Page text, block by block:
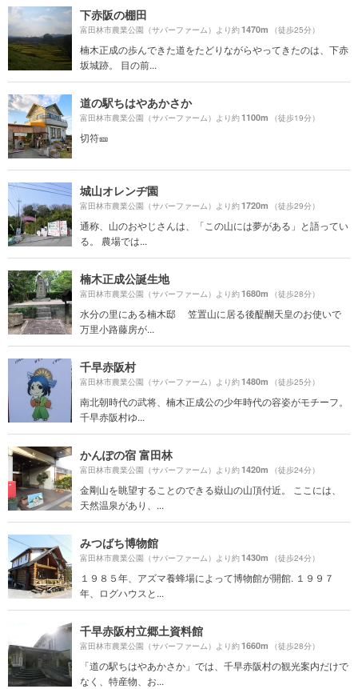
下赤阪の棚田
富田林市農業公園（サバーファーム）より約1470m （徒歩25分）
楠木正成の歩んできた道をたどりながらやってきたのは、下赤
坂城跡。 目の前...
道の駅ちはやあかさか
富田林市農業公園（サバーファーム）より約1100m （徒歩19分）
切符🎫
城山オレンヂ園
富田林市農業公園（サバーファーム）より約1720m （徒歩29分）
通称、山のおやじさんは、「この山には夢がある」と語ってい
る。 農場では...
楠木正成公誕生地
富田林市農業公園（サバーファーム）より約1680m （徒歩28分）
水分の里にある楠木邸 笠置山に居る後醍醐天皇のお使いで
万里小路藤房が...
千早赤阪村
富田林市農業公園（サバーファーム）より約1480m （徒歩25分）
南北朝時代の武将、楠木正成公の少年時代の容姿がモチーフ。
千早赤阪村ゆ...
かんぽの宿 富田林
富田林市農業公園（サバーファーム）より約1420m （徒歩24分）
金剛山を眺望することのできる嶽山の山頂付近。 ここには、
天然温泉があり、...
みつばち博物館
富田林市農業公園（サバーファーム）より約1430m （徒歩24分）
１９８５年、アズマ養蜂場によって博物館が開館. １９９７
年、ログハウスと...
千早赤阪村立郷土資料館
富田林市農業公園（サバーファーム）より約1660m （徒歩28分）
「道の駅ちはやあかさか」では、千早赤阪村の観光案内だけで
なく、特産物、お...